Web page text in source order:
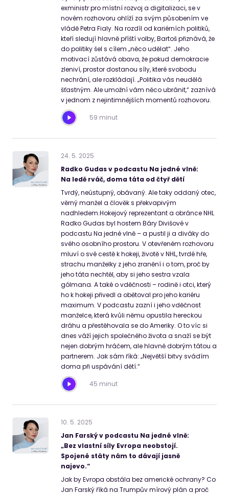
exministr pro místní rozvoj a digitalizaci, se v
novém rozhovoru ohlíží za svým působením ve
vládě Petra Fialy. Na rozdíl od kariérních politiků,
kteří sledují hlavně příští volby, Bartoš přiznává, že
do politiky šel s cílem „něco udělat“. Jeho
motivací zůstává obava, že pokud demokracie
zleniví, prostor dostanou síly, které svobodu
nechrání, ale rozkládají. „Politika vás neudělá
šťastným. Ale umožní vám něco ubránit,“ zaznívá
v jednom z nejintimnějších momentů rozhovoru.
59 minut
24. 5. 2025
Radko Gudas v podcastu Na jedné vlně:
Na ledě rváč, doma táta od čtyř dětí
Tvrdý, neústupný, obávaný. Ale taky oddaný otec,
věrný manžel a člověk s překvapivým
nadhledem.Hokejový reprezentant a obránce NHL
Radko Gudas byl hostem Báry Divišové v
podcastu Na jedné vlně – a pustil ji a diváky do
svého osobního prostoru. V otevřeném rozhovoru
mluví o své cestě k hokeji, životě v NHL, tvrdé hře,
strachu manželky z jeho zranění i o tom, proč by
jeho táta nechtěl, aby si jeho sestra vzala
gólmana. A také o vděčnosti – rodině i otci, který
ho k hokeji přivedl a obětoval pro jeho kariéru
maximum. V podcastu zazní i jeho vděčnost
manželce, která kvůli němu opustila hereckou
dráhu a přestěhovala se do Ameriky. O to víc si
dnes váží jejich společného života a snaží se být
nejen dobrým hráčem, ale hlavně dobrým tátou a
partnerem. Jak sám říká: „Největší bitvy svádím
doma při uspávání dětí.“
45 minut
10. 5. 2025
Jan Farský v podcastu Na jedné vlně:
„Bez vlastní síly Evropa neobstojí.
Spojené státy nám to dávají jasně
najevo.“
Jak by Evropa obstála bez americké ochrany? Co
Jan Farský říká na Trumpův mírový plán a proč